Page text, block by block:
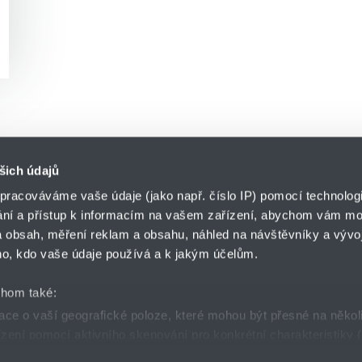
údajů
vaše údaje (jako např. číslo IP) pomocí
a přístup k informacím na vašem zařízení, abychom vám
obsah, měření reklam a obsahu, náhled na návštěvníky a
kdo vaše údaje používá a k jakým účelům.
také:
o vaší geografické poloze, které mohou být přesné na
Divize ENERGY
HENNLICH s.r.o.
Českolipská 9